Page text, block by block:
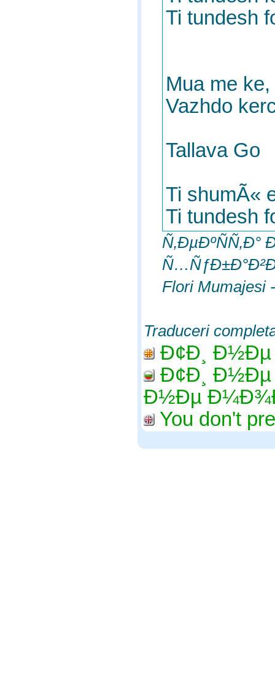
Ti tundesh
Mua me ke,
Vazhdo
Tallava Go
Ti shumÃ«
Ti tundesh
Flori Mumajesi
Traduceri
Ð¢Ð¸ Ð½Ðµ
Ð¢Ð¸ Ð½Ðµ
Ð½Ðµ
You don't